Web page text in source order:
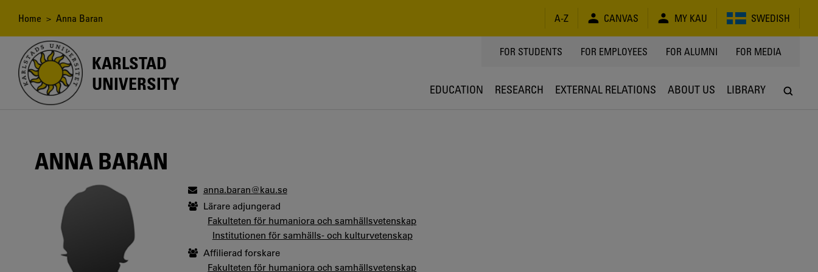
content
Breadcrumb
Home > Anna Baran A-Z CANVAS MY KAU SWEDISH
KARLSTAD
UNIVERSITY
TOPPMENY
FOR STUDENTS FOR EMPLOYEES FOR ALUMNI FOR MEDIA
EDUCATION RESEARCH EXTERNAL RELATIONS ABOUT US LIBRARY
ANNA BARAN
anna.baran@kau.se
Lärare adjungerad
Fakulteten för humaniora och samhällsvetenskap
Institutionen för samhälls- och kulturvetenskap
Affilierad forskare
Fakulteten för humaniora och samhällsvetenskap